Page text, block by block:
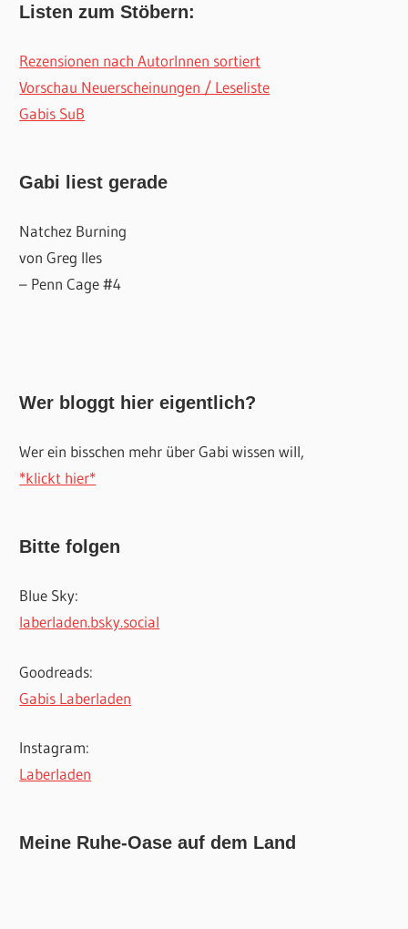
Listen zum Stöbern:
Rezensionen nach AutorInnen sortiert
Vorschau Neuerscheinungen / Leseliste
Gabis SuB
Gabi liest gerade
Natchez Burning
von Greg Iles
– Penn Cage #4
Wer bloggt hier eigentlich?
Wer ein bisschen mehr über Gabi wissen will,
*klickt hier*
Bitte folgen
Blue Sky:
laberladen.bsky.social
Goodreads:
Gabis Laberladen
Instagram:
Laberladen
Meine Ruhe-Oase auf dem Land